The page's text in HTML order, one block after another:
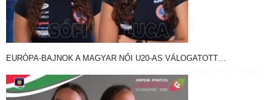
EURÓPA-BAJNOK A MAGYAR NŐI U20-AS VÁLOGATOTT…